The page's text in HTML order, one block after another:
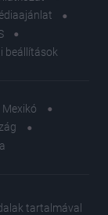
beállítások
Mexikó
tartalmával